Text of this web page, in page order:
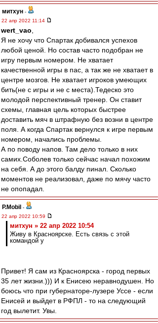
митхун -
22 апр 2022 11:14
wert_vao
Я не хочу что Спартак добивался успехов
любой ценой. Но состав часто подобран не
игру первым номером. Не хватает
качественной игры в пас, а так же не хватает в
центре мозгов. Не хватает игроков умеющих
бить(не с игры и не с места).Тедеско это
молодой перспективный тренер. Он ставит
схемы, главная цель которых быстрее
доставить мяч в штрафную без возни в центре
поля. А когда Спартак вернулся к игре первым
номером, начались проблемы.
А по поводу напов. Там дело только в них
самих.Соболев только сейчас начал похожим
на себя. А до этого балду пинал. Сколько
моментов не реализовал, даже по мячу часто
не опопадал.
P.Mobil -
22 апр 2022 10:59
митхун » 22 апр 2022 10:54
Живу в Красноярске. Есть связь с этой
командой у
Привет! Я сам из Красноярска - город первых
35 лет жизни.))) И к Енисею неравнодушен. Но
боюсь что при губернаторе-лузере Уссе - если
Енисей и выйдет в РФПЛ - то на следующий
год вылетит. Увы.